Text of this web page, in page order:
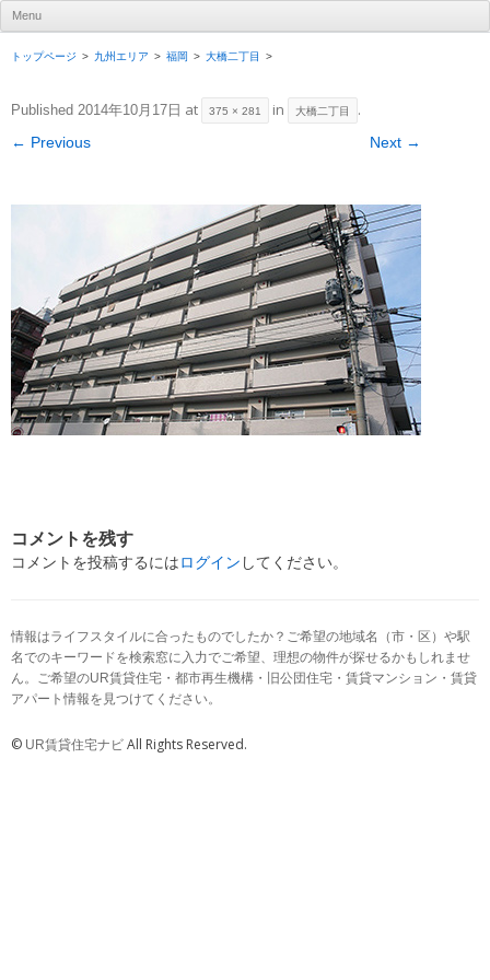
UR賃貸住宅ナビ
Menu
トップページ 九州エリア 福岡 大橋二丁目
Published 2014年10月17日 at 375 × 281 in 大橋二丁目 .
← Previous Next →
コメントを残す
コメントを投稿するにはログイン してください。
情報はライフスタイルに合ったものでしたか？ご希望の地域名（市・区）や駅
名でのキーワードを検索窓に入力でご希望、理想の物件が探せるかもしれませ
ん。ご希望のUR賃貸住宅・都市再生機構・旧公団住宅・賃貸マンション・賃貸
アパート情報を見つけてください。
© UR賃貸住宅ナビ All Rights Reserved.